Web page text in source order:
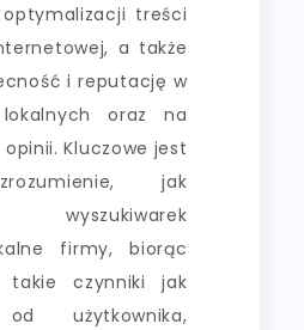
treści
a także
i reputację w
oraz na
Kluczowe jest
jak
wyszukiwarek
firmy, biorąc
takie czynniki jak
od użytkownika,